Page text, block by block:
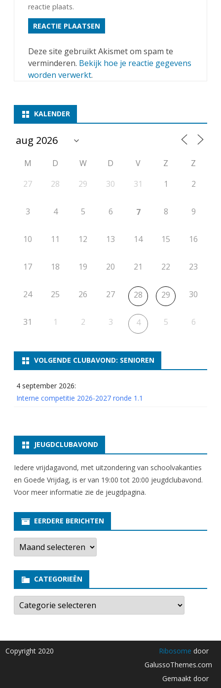
reactie plaats.
Deze site gebruikt Akismet om spam te
verminderen. Bekijk hoe je reactie gegevens
worden verwerkt.
KALENDER
M D W D V Z
Z
27
28 29 30 31 1 2
3 4 5 6 7 8 9
10 11 12 13 14 15 16
17 18 19 20 21 22 23
24 25 26 27 28 29 30
31 1 2 3 4 5 6
VOLGENDE CLUBAVOND: SENIOREN
4 september 2026:
Interne competitie 2026-2027 ronde 1.1
JEUGDCLUBAVOND
Iedere vrijdagavond, met uitzondering van schoolvakanties
en Goede Vrijdag, is er van 19:00 tot 20:00 jeugdclubavond.
Voor meer informatie zie de jeugdpagina.
EERDERE BERICHTEN
E
r
e
e
b
r
t
e
CATEGORIEËN
C
t
o
r
i
Copyright 2020 Ribosome door
GalussoThemes.com
Gemaakt door